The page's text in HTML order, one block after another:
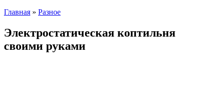
Главная » Разное
Электростатическая коптильня
своими руками